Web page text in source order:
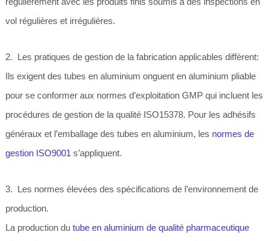
vol régulières et irrégulières.
2. Les pratiques de gestion de la fabrication applicables diffèrent:
Ils exigent des tubes en aluminium onguent en aluminium pliable
pour se conformer aux normes d’exploitation GMP qui incluent les
procédures de gestion de la qualité ISO15378. Pour les adhésifs
généraux et l’emballage des tubes en aluminium, les normes de
gestion ISO9001 s’appliquent.
3. Les normes élevées des spécifications de l’environnement de
production.
La production du tube en aluminium de qualité pharmaceutique